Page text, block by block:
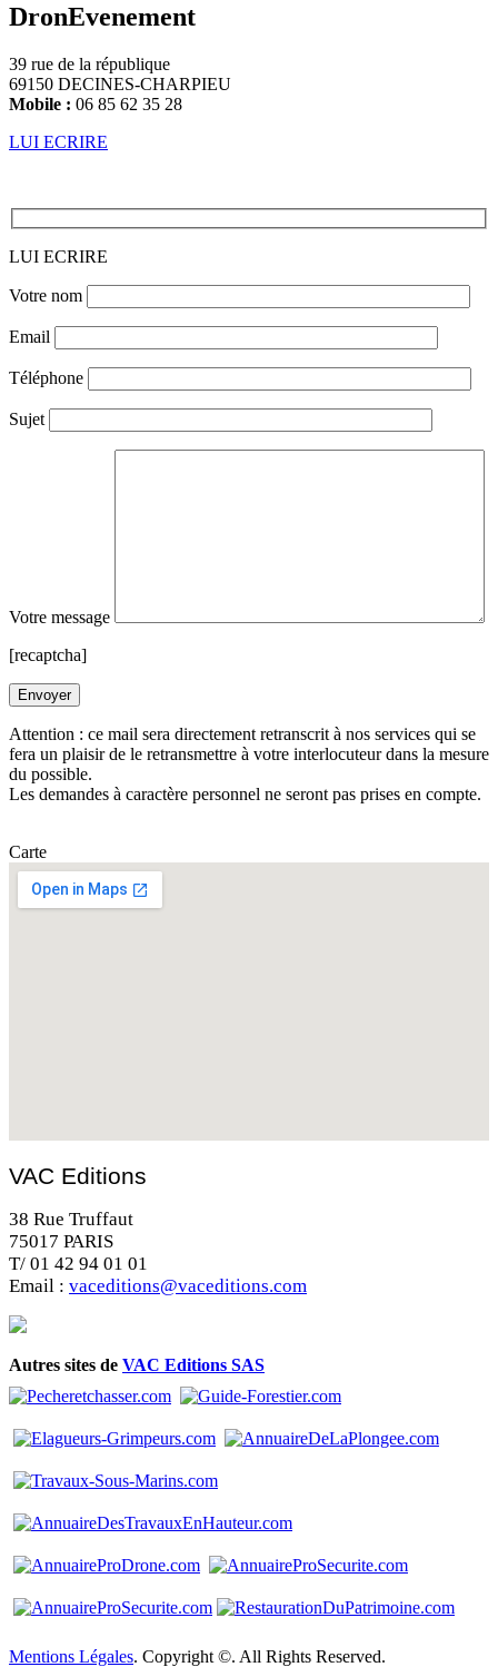
DronEvenement
39 rue de la république
69150 DECINES-CHARPIEU
Mobile : 06 85 62 35 28
LUI ECRIRE
LUI ECRIRE
Votre nom
Email
Téléphone
Sujet
Votre message
[recaptcha]
Attention : ce mail sera directement retranscrit à nos services qui se
fera un plaisir de le retransmettre à votre interlocuteur dans la mesure
du possible.
Les demandes à caractère personnel ne seront pas prises en compte.
Carte
VAC Editions
38 Rue Truffaut
75017 PARIS
T/ 01 42 94 01 01
Email : vaceditions@vaceditions.com
Autres sites de VAC Editions SAS
Mentions Légales. Copyright ©. All Rights Reserved.